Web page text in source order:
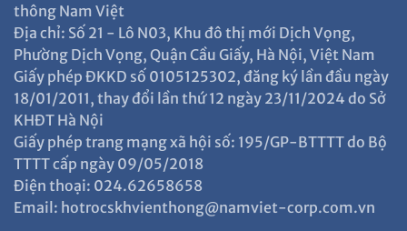
thông Nam Việt
Địa chỉ: Số 21 - Lô N03, Khu đô thị mới Dịch Vọng,
Phường Dịch Vọng, Quận Cầu Giấy, Hà Nội, Việt Nam
Giấy phép ĐKKD số 0105125302, đăng ký lần đầu ngày
18/01/2011, thay đổi lần thứ 12 ngày 23/11/2024 do Sở
KHĐT Hà Nội
Giấy phép trang mạng xã hội số: 195/GP-BTTTT do Bộ
TTTT cấp ngày 09/05/2018
Điện thoại: 024.62658658
Email: hotrocskhvienthong@namviet-corp.com.vn